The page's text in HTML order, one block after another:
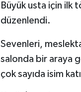
Büyük usta için ilk
düzenlendi.
Sevenleri,
salonda bir araya
çok sayıda isim